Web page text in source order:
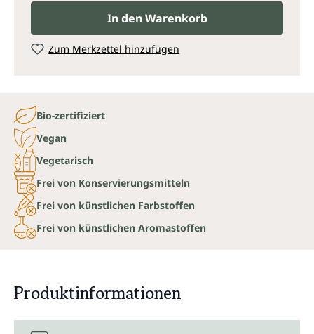
In den Warenkorb
Zum Merkzettel hinzufügen
Bio-zertifiziert
Vegan
Vegetarisch
Frei von Konservierungsmitteln
Frei von künstlichen Farbstoffen
Frei von künstlichen Aromastoffen
Produktinformationen